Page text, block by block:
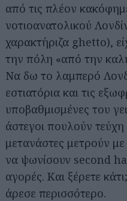
από τις πλέον
νοτιοανατολικού
χαρακτήριζα ghetto),
την πόλη «από την
Να δω το λαμπερό
εστιατόρια και τις
υποβαθμισμένες του
άστεγοι πουλούν τεύχη
μετανάστες μετρούν με
να ψωνίσουν second
αγορές. Και ξέρετε
άρεσε περισσότερο.